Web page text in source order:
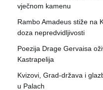
vječnom kamenu
Rambo Amadeus stiže na
doza nepredvidljivosti
Poezija Drage Gervaisa
Kastrapelija
Kvizovi, Grad-država i
u Palach